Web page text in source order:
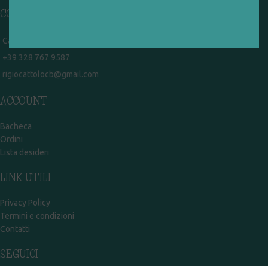
CONTATTI
Campobasso - via Garibaldi 51
+39 328 767 9587
rigiocattolocb@gmail.com
ACCOUNT
Bacheca
Ordini
Lista desideri
LINK UTILI
Privacy Policy
Termini e condizioni
Contatti
SEGUICI